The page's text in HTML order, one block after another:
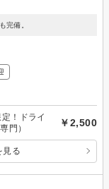
完備。
！ドライ
門）
￥2,500
見る